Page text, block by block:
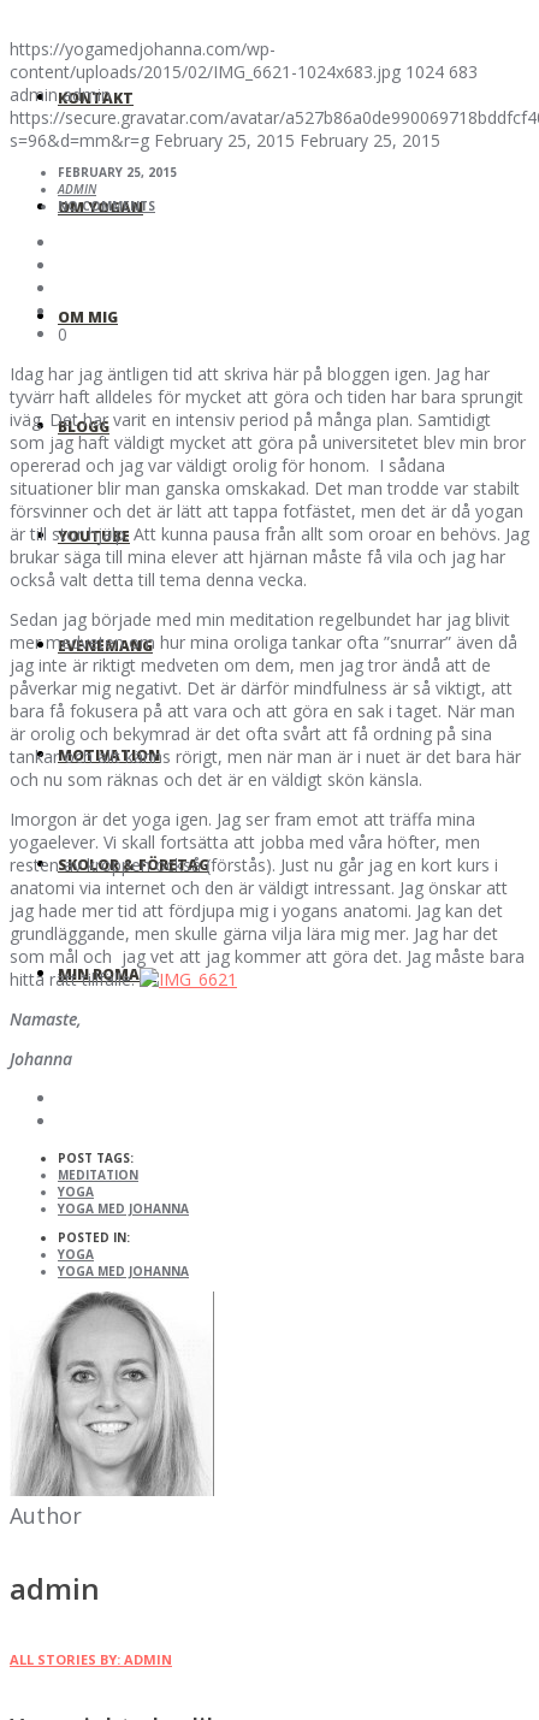
KONTAKT
OM YOGAN
OM MIG
BLOGG
YOUTUBE
EVENEMANG
MOTIVATION
SKOLOR & FÖRETAG
MIN ROMAN!
https://yogamedjohanna.com/wp-
content/uploads/2015/02/IMG_6621-1024x683.jpg 1024 683
admin admin
https://secure.gravatar.com/avatar/
s=96&d=mm&r=g February 25, 2015 February 25, 2015
FEBRUARY 25, 2015
ADMIN
NO COMMENTS
0
Idag har jag äntligen tid att skriva här på bloggen igen. Jag har
tyvärr haft alldeles för mycket att göra och tiden har bara sprungit
iväg. Det har varit en intensiv period på många plan. Samtidigt
som jag haft väldigt mycket att göra på universitetet blev min bror
opererad och jag var väldigt orolig för honom. I sådana
situationer blir man ganska omskakad. Det man trodde var stabilt
försvinner och det är lätt att tappa fotfästet, men det är då yogan
är till stor hjälp. Att kunna pausa från allt som oroar en behövs. Jag
brukar säga till mina elever att hjärnan måste få vila och jag har
också valt detta till tema denna vecka.
Sedan jag började med min meditation regelbundet har jag blivit
mer medveten om hur mina oroliga tankar ofta ”snurrar” även då
jag inte är riktigt medveten om dem, men jag tror ändå att de
påverkar mig negativt. Det är därför mindfulness är så viktigt, att
bara få fokusera på att vara och att göra en sak i taget. När man
är orolig och bekymrad är det ofta svårt att få ordning på sina
tankar och allt känns rörigt, men när man är i nuet är det bara här
och nu som räknas och det är en väldigt skön känsla.
Imorgon är det yoga igen. Jag ser fram emot att träffa mina
yogaelever. Vi skall fortsätta att jobba med våra höfter, men
resten av kroppen också (förstås). Just nu går jag en kort kurs i
anatomi via internet och den är väldigt intressant. Jag önskar att
jag hade mer tid att fördjupa mig i yogans anatomi. Jag kan det
grundläggande, men skulle gärna vilja lära mig mer. Jag har det
som mål och jag vet att jag kommer att göra det. Jag måste bara
hitta rätt tillfälle.
Namaste,
Johanna
POST TAGS:
MEDITATION
YOGA
YOGA MED JOHANNA
POSTED IN:
YOGA
YOGA MED JOHANNA
Author
admin
ALL STORIES BY: ADMIN